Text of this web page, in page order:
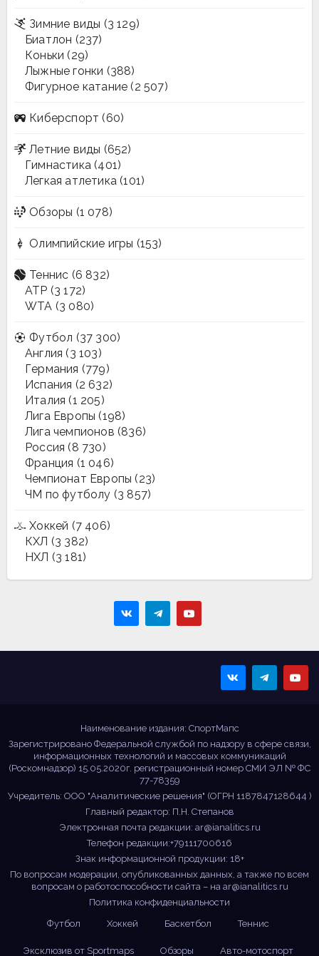
Зимние виды (3 129)
Биатлон (237)
Коньки (29)
Лыжные гонки (388)
Фигурное катание (2 507)
Киберспорт (60)
Летние виды (652)
Гимнастика (401)
Легкая атлетика (101)
Обзоры (1 078)
Олимпийские игры (153)
Теннис (6 832)
ATP (3 172)
WTA (3 080)
Футбол (37 300)
Англия (3 103)
Германия (779)
Испания (2 632)
Италия (1 205)
Лига Европы (198)
Лига чемпионов (836)
Россия (8 730)
Франция (1 046)
Чемпионат Европы (23)
ЧМ по футболу (3 857)
Хоккей (7 406)
КХЛ (3 382)
НХЛ (3 181)
Наименование издания: СпортМапс
Зарегистрировано Федеральной службой по надзору в сфере связи,
информационных технологий и массовых коммуникаций
(Роскомнадзор) 15.05.2020г. регистрационный номер СМИ ЭЛ № ФС
77-78359
Учредитель: ООО "Аналитические решения" (ОГРН 1187847128644 )
Главный редактор: П.Н. Степанов
Электронная почта редакции: ar@ianalitics.ru
Телефон редакции:+79111700616
Знак информационной продукции: 18+
По вопросам модерации, опубликованных данных, а также по всем
вопросам о работоспособности сайта – на ar@ianalitics.ru
Политика конфиденциальности
Футбол
Хоккей Баскетбол Теннис
Эксклюзив от Sportmaps Обзоры Авто-мотоспорт